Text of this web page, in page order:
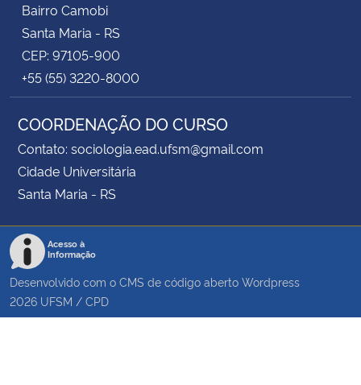
Bairro Camobi
Santa Maria - RS
CEP: 97105-900
+55 (55) 3220-8000
COORDENAÇÃO DO CURSO
Contato: sociologia.ead.ufsm@gmail.com
Cidade Universitária
Santa Maria - RS
Acesso à
Informação
Desenvolvido com o CMS de código aberto Wordpress
2026 UFSM / CPD